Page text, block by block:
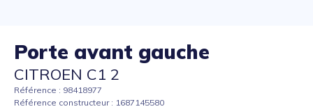
Porte avant gauche
CITROEN C1 2
Référence : 98418977
Référence constructeur : 1687145580